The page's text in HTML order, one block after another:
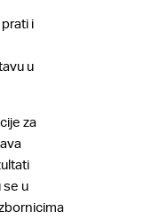
i
u
za
se u